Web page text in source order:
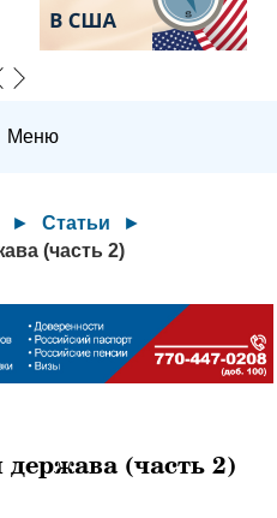
Меню
► Статьи
►
(часть 2)
(часть 2)